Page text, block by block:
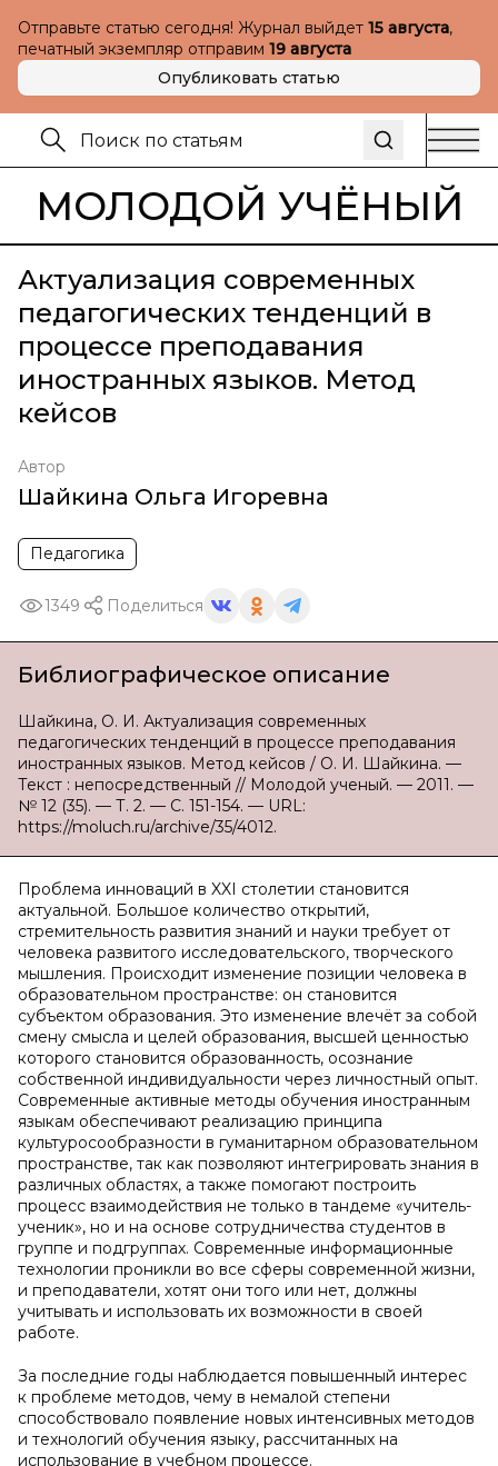
Отправьте статью сегодня! Журнал выйдет 15 августа,
печатный экземпляр отправим 19 августа
Опубликовать статью
МОЛОДОЙ УЧЁНЫЙ
Актуализация современных
педагогических тенденций в
процессе преподавания
иностранных языков. Метод
кейсов
Автор
Шайкина Ольга Игоревна
Педагогика
1349 Поделиться
Библиографическое описание
Шайкина, О. И. Актуализация современных
педагогических тенденций в процессе преподавания
иностранных языков. Метод кейсов / О. И. Шайкина. —
Текст : непосредственный // Молодой ученый. — 2011. —
№ 12 (35). — Т. 2. — С. 151-154. — URL:
https://moluch.ru/archive/35/4012.
Проблема инноваций в XXI столетии становится
актуальной. Большое количество открытий,
стремительность развития знаний и науки требует от
человека развитого исследовательского, творческого
мышления. Происходит изменение позиции человека в
образовательном пространстве: он становится
субъектом образования. Это изменение влечёт за собой
смену смысла и целей образования, высшей ценностью
которого становится образованность, осознание
собственной индивидуальности через личностный опыт.
Современные активные методы обучения иностранным
языкам обеспечивают реализацию принципа
культуросообразности в гуманитарном образовательном
пространстве, так как позволяют интегрировать знания в
различных областях, а также помогают построить
процесс взаимодействия не только в тандеме «учитель-
ученик», но и на основе сотрудничества студентов в
группе и подгруппах. Современные информационные
технологии проникли во все сферы современной жизни,
и преподаватели, хотят они того или нет, должны
учитывать и использовать их возможности в своей
работе.
За последние годы наблюдается повышенный интерес
к проблеме методов, чему в немалой степени
способствовало появление новых интенсивных методов
и технологий обучения языку, рассчитанных на
использование в учебном процессе.